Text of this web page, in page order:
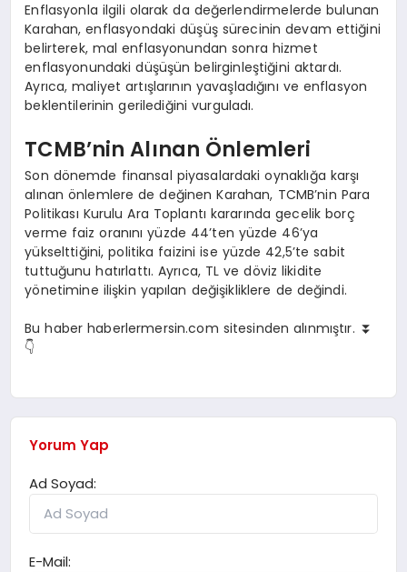
Enflasyonla ilgili olarak da değerlendirmelerde bulunan
Karahan, enflasyondaki düşüş sürecinin devam ettiğini
belirterek, mal enflasyonundan sonra hizmet
enflasyonundaki düşüşün belirginleştiğini aktardı.
Ayrıca, maliyet artışlarının yavaşladığını ve enflasyon
beklentilerinin gerilediğini vurguladı.
TCMB’nin Alınan Önlemleri
Son dönemde finansal piyasalardaki oynaklığa karşı
alınan önlemlere de değinen Karahan, TCMB’nin Para
Politikası Kurulu Ara Toplantı kararında gecelik borç
verme faiz oranını yüzde 44’ten yüzde 46’ya
yükselttiğini, politika faizini ise yüzde 42,5’te sabit
tuttuğunu hatırlattı. Ayrıca, TL ve döviz likidite
yönetimine ilişkin yapılan değişikliklere de değindi.
Bu haber haberlermersin.com sitesinden alınmıştır. ⏬
👇
Yorum Yap
Ad Soyad:
E-Mail: